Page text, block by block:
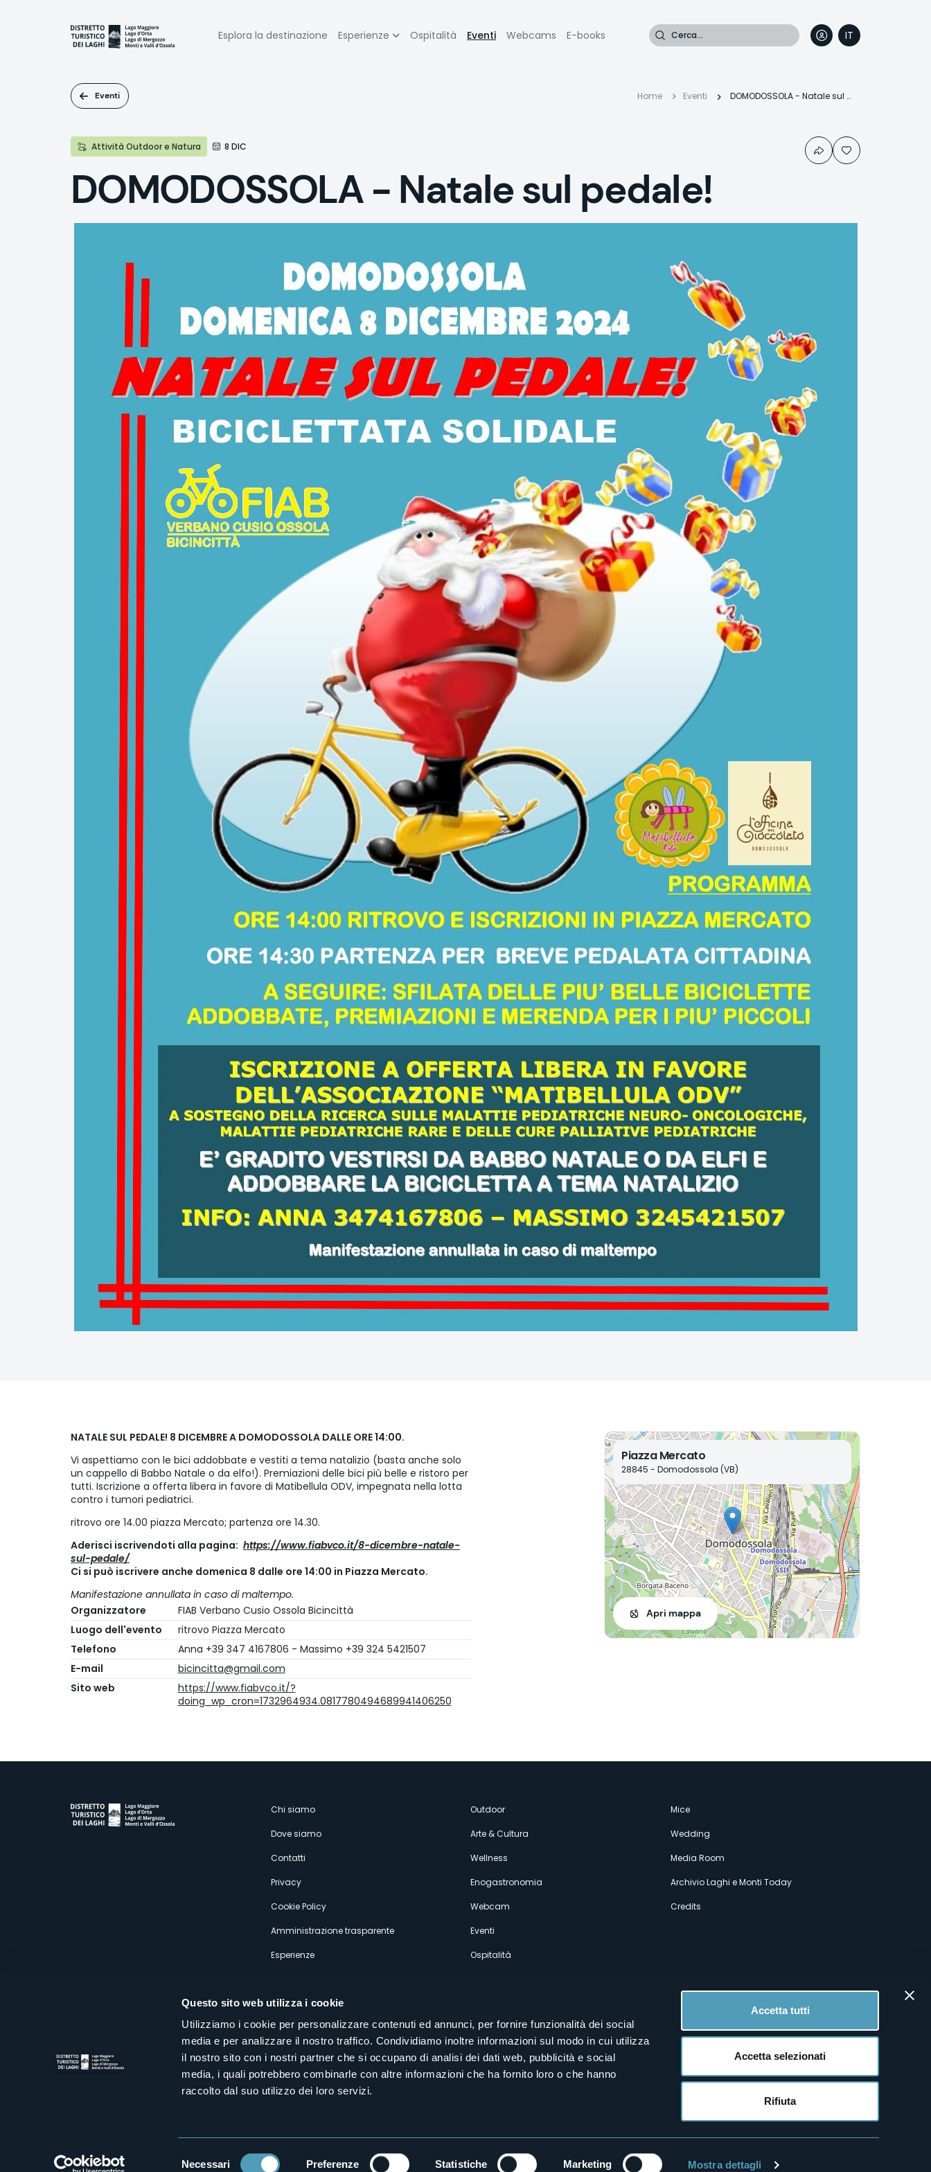
Questo sito web utilizza i cookie
Utilizziamo i cookie per personalizzare contenuti ed annunci, per fornire funzionalità dei social
media e per analizzare il nostro traffico. Condividiamo inoltre informazioni sul modo in cui utilizza
il nostro sito con i nostri partner che si occupano di analisi dei dati web, pubblicità e social
media, i quali potrebbero combinarle con altre informazioni che ha fornito loro o che hanno
raccolto dal suo utilizzo dei loro servizi.
Necessari Preferenze Statistiche Marketing Mostra dettagli
Accetta tutti
Accetta selezionati
Rifiuta
Navigazione
Esplora la destinazione Esperienze Ospitalità Eventi Webcams E-books Cerca
IT
EN
FR
DE
Eventi
Briciole
pane
Home Eventi DOMODOSSOLA - Natale sul pedale!
Attività Outdoor e Natura 8 DIC
DOMODOSSOLA - Natale sul pedale!
NATALE SUL PEDALE! 8 DICEMBRE A DOMODOSSOLA DALLE ORE 14:00.
Vi aspettiamo con le bici addobbate e vestiti a tema natalizio (basta anche solo
un cappello di Babbo Natale o da elfo!). Premiazioni delle bici più belle e ristoro per
tutti. Iscrizione a offerta libera in favore di Matibellula ODV, impegnata nella lotta
contro i tumori pediatrici.
ritrovo ore 14.00 piazza Mercato; partenza ore 14.30.
Aderisci iscrivendoti alla pagina: https://www.fiabvco.it/8-dicembre-natale-
sul-pedale/
Ci si può iscrivere anche domenica 8 dalle ore 14:00 in Piazza Mercato.
Manifestazione annullata in caso di maltempo.
Organizzatore
FIAB Verbano Cusio Ossola Bicincittà
Luogo dell'evento
ritrovo Piazza Mercato
Telefono
Anna +39 347 4167806 - Massimo +39 324 5421507
E-mail
bicincitta@gmail.com
Sito web
https://www.fiabvco.it/?
doing_wp_cron=1732964934.0817780494689941406250
Piazza Mercato
28845 - Domodossola (VB)
Apri mappa
Menù
secondario
Chi siamo
Dove siamo
Contatti
Privacy
Cookie Policy
Amministrazione trasparente
Esperienze
Outdoor
Arte & Cultura
Wellness
Enogastronomia
Webcam
Eventi
Ospitalità
Mice
Wedding
Media Room
Archivio Laghi e Monti Today
Credits
Distretto Turistico dei Laghi Scrl
Sede legale e operativa: Corso Italia 26 - 28838 Stresa VB - Italy
infoturismo@distrettolaghi.itedistrettolaghi@legalmail.it
Seguici sui nostri canali social